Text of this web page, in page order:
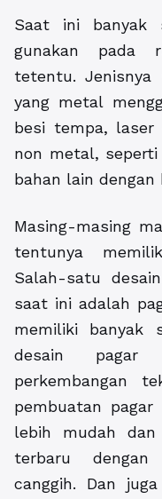
Saat ini banyak
gunakan pada
tetentu. Jenisnya
yang metal
besi tempa, laser
non metal, seperti
bahan lain dengan
Masing-masing
tentunya
Salah-satu
saat ini adalah
memiliki banyak
desain pagar
perkembangan
pembuatan
lebih mudah
terbaru
canggih. Dan